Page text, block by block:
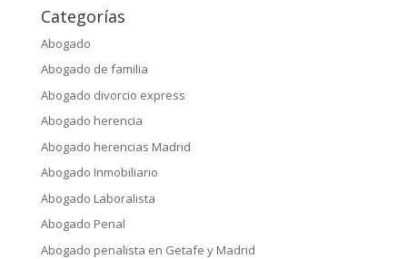
Categorías
Abogado
Abogado de familia
Abogado divorcio express
Abogado herencia
Abogado herencias Madrid
Abogado Inmobiliario
Abogado Laboralista
Abogado Penal
Abogado penalista en Getafe y Madrid